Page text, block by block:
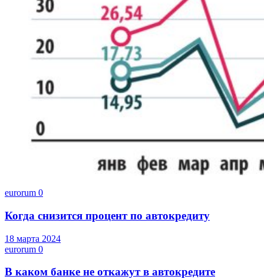
eurorum 0
Когда снизится процент по автокредиту
18 марта 2024
eurorum 0
В каком банке не откажут в автокредите